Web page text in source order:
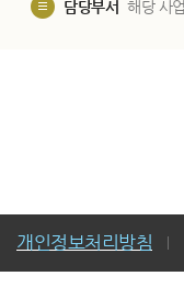
담당부서 해당 사
개인정보처리방침